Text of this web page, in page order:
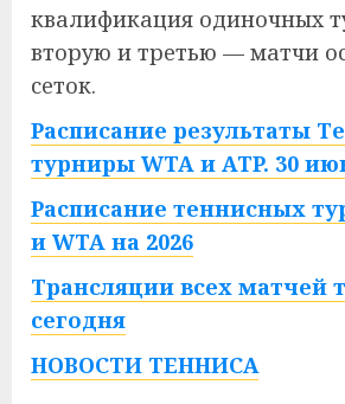
квалификация одиночных
вторую и третью — матчи
сеток.
Расписание результаты
турниры WTA и ATP. 30
Расписание теннисных
и WTA на 2026
Трансляции всех матчей
сегодня
НОВОСТИ ТЕННИСА